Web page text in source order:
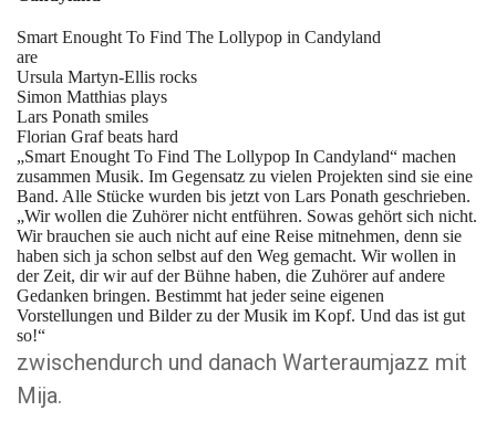
Smart Enought To Find The Lollypop in Candyland
are
Ursula Martyn-Ellis rocks
Simon Matthias plays
Lars Ponath smiles
Florian Graf beats hard
„Smart Enought To Find The Lollypop In Candyland“ machen
zusammen Musik. Im Gegensatz zu vielen Projekten sind sie eine
Band. Alle Stücke wurden bis jetzt von Lars Ponath geschrieben.
„Wir wollen die Zuhörer nicht entführen. Sowas gehört sich nicht.
Wir brauchen sie auch nicht auf eine Reise mitnehmen, denn sie
haben sich ja schon selbst auf den Weg gemacht. Wir wollen in
der Zeit, dir wir auf der Bühne haben, die Zuhörer auf andere
Gedanken bringen. Bestimmt hat jeder seine eigenen
Vorstellungen und Bilder zu der Musik im Kopf. Und das ist gut
so!“
zwischendurch und danach Warteraumjazz mit
Mija.